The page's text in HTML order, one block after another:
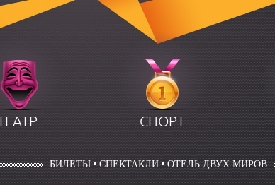
СПОРТ
БИЛЕТЫ СПЕКТАКЛИ ОТЕЛЬ ДВУХ МИРОВ